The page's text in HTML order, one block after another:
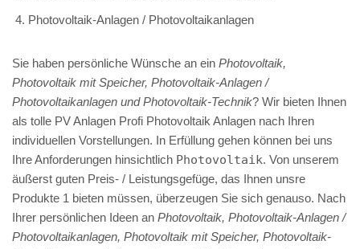
Photovoltaik-Anlagen / Photovoltaikanlagen
Sie haben persönliche Wünsche an ein Photovoltaik,
Photovoltaik mit Speicher, Photovoltaik-Anlagen /
Photovoltaikanlagen und Photovoltaik-Technik? Wir bieten Ihnen
als tolle PV Anlagen Profi Photovoltaik Anlagen nach Ihren
individuellen Vorstellungen. In Erfüllung gehen können bei uns
Ihre Anforderungen hinsichtlich Photovoltaik. Von unserem
äußerst guten Preis- / Leistungsgefüge, das Ihnen unsre
Produkte 1 bieten müssen, überzeugen Sie sich genauso. Nach
Ihrer persönlichen Ideen an Photovoltaik, Photovoltaik-Anlagen /
Photovoltaikanlagen, Photovoltaik mit Speicher, Photovoltaik-